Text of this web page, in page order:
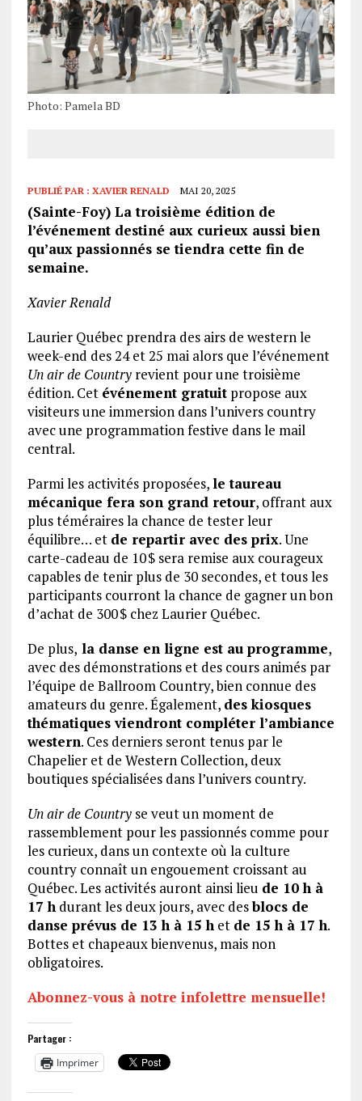
Photo: Pamela BD
PUBLIÉ PAR : XAVIER RENALD MAI 20, 2025
(Sainte-Foy) La troisième édition de
l’événement destiné aux curieux aussi bien
qu’aux passionnés se tiendra cette fin de
semaine.
Xavier Renald
Laurier Québec prendra des airs de western le
week-end des 24 et 25 mai alors que l’événement
Un air de Countryrevient pour une troisième
édition. Cet événement gratuitpropose aux
visiteurs une immersion dans l’univers country
avec une programmation festive dans le mail
central.
Parmi les activités proposées,le taureau
mécanique fera son grand retour, offrant aux
plus téméraires la chance de tester leur
équilibre… et de repartir avec des prix. Une
carte-cadeau de 10 $ sera remise aux courageux
capables de tenir plus de 30 secondes, et tous les
participants courront la chance de gagner un bon
d’achat de 300 $ chez Laurier Québec.
De plus, la danse en ligne est au programme,
avec des démonstrations et des cours animés par
l’équipe de Ballroom Country, bien connue des
amateurs du genre. Également, des kiosques
thématiques viendront compléter l’ambiance
western. Ces derniers seront tenus par le
Chapelier et de Western Collection, deux
boutiques spécialisées dans l’univers country.
Un air de Countryse veut un moment de
rassemblement pour les passionnés comme pour
les curieux, dans un contexte où la culture
country connaît un engouement croissant au
Québec. Les activités auront ainsi lieu de 10 h à
17 hdurant les deux jours, avec desblocs de
danse prévus de 13 h à 15 het de 15 h à 17 h.
Bottes et chapeaux bienvenus, mais non
obligatoires.
Abonnez-vous à notre infolettre mensuelle!
Partager :
Imprimer